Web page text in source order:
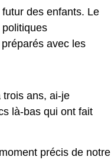
des enfants. Le
avec les
trois ans, ai-je
là-bas qui ont fait
précis de notre